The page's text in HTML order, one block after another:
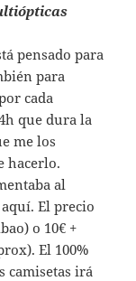
pensado para
para
cada
que dura la
me los
hacerlo.
al
El precio
o 10€ +
El 100%
camisetas irá